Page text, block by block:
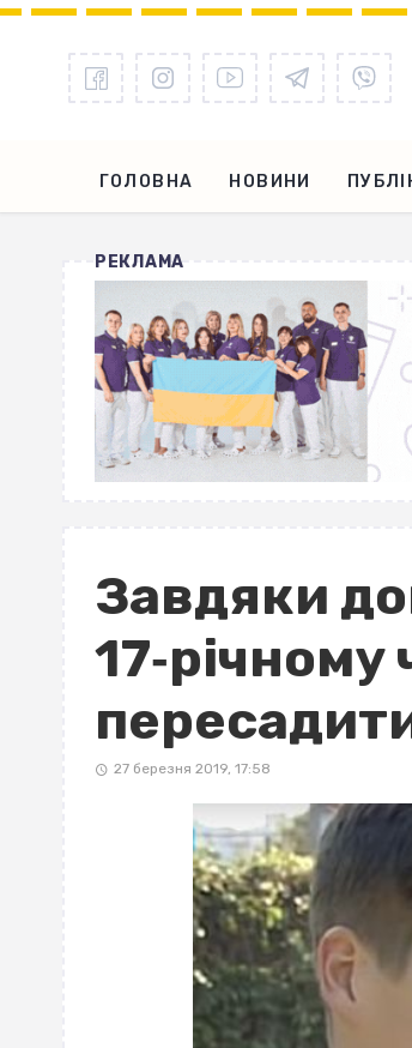
ГОЛОВНА НОВИНИ
РЕКЛАМА
Завдяки
27 березня 2019, 17:58